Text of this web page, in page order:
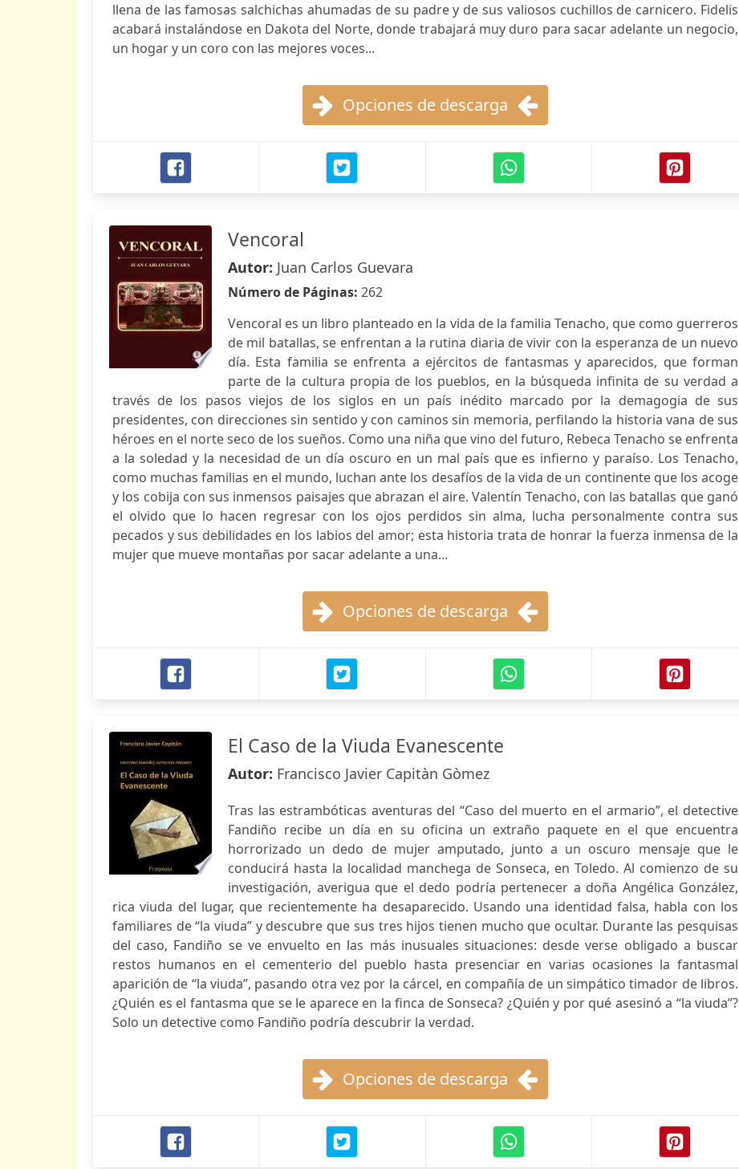
llena de las famosas salchichas ahumadas de su padre y de sus valiosos cuchillos de carnicero. Fidelis
acabará instalándose en Dakota del Norte, donde trabajará muy duro para sacar adelante un negocio,
un hogar y un coro con las mejores voces...
Opciones de descarga
Vencoral
Autor: Juan Carlos Guevara
Número de Páginas: 262
Vencoral es un libro planteado en la vida de la familia Tenacho, que como guerreros
de mil batallas, se enfrentan a la rutina diaria de vivir con la esperanza de un nuevo
día. Esta familia se enfrenta a ejércitos de fantasmas y aparecidos, que forman
parte de la cultura propia de los pueblos, en la búsqueda infinita de su verdad a
través de los pasos viejos de los siglos en un país inédito marcado por la demagogia de sus
presidentes, con direcciones sin sentido y con caminos sin memoria, perfilando la historia vana de sus
héroes en el norte seco de los sueños. Como una niña que vino del futuro, Rebeca Tenacho se enfrenta
a la soledad y la necesidad de un día oscuro en un mal país que es infierno y paraíso. Los Tenacho,
como muchas familias en el mundo, luchan ante los desafíos de la vida de un continente que los acoge
y los cobija con sus inmensos paisajes que abrazan el aire. Valentín Tenacho, con las batallas que ganó
el olvido que lo hacen regresar con los ojos perdidos sin alma, lucha personalmente contra sus
pecados y sus debilidades en los labios del amor; esta historia trata de honrar la fuerza inmensa de la
mujer que mueve montañas por sacar adelante a una...
Opciones de descarga
El Caso de la Viuda Evanescente
Autor: Francisco Javier Capitàn Gòmez
Tras las estrambóticas aventuras del “Caso del muerto en el armario”, el detective
Fandiño recibe un día en su oficina un extraño paquete en el que encuentra
horrorizado un dedo de mujer amputado, junto a un oscuro mensaje que le
conducirá hasta la localidad manchega de Sonseca, en Toledo. Al comienzo de su
investigación, averigua que el dedo podría pertenecer a doña Angélica González,
rica viuda del lugar, que recientemente ha desaparecido. Usando una identidad falsa, habla con los
familiares de “la viuda” y descubre que sus tres hijos tienen mucho que ocultar. Durante las pesquisas
del caso, Fandiño se ve envuelto en las más inusuales situaciones: desde verse obligado a buscar
restos humanos en el cementerio del pueblo hasta presenciar en varias ocasiones la fantasmal
aparición de “la viuda”, pasando otra vez por la cárcel, en compañía de un simpático timador de libros.
¿Quién es el fantasma que se le aparece en la finca de Sonseca? ¿Quién y por qué asesinó a “la viuda”?
Solo un detective como Fandiño podría descubrir la verdad.
Opciones de descarga